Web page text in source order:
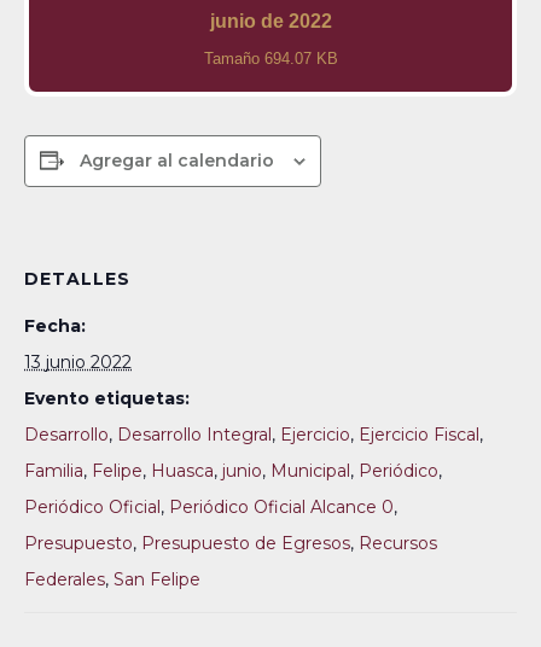
junio de 2022
Tamaño 694.07 KB
Agregar al calendario
DETALLES
Fecha:
13 junio 2022
Evento etiquetas:
Desarrollo, Desarrollo Integral, Ejercicio, Ejercicio Fiscal,
Familia, Felipe, Huasca, junio, Municipal, Periódico,
Periódico Oficial, Periódico Oficial Alcance 0,
Presupuesto, Presupuesto de Egresos, Recursos
Federales, San Felipe